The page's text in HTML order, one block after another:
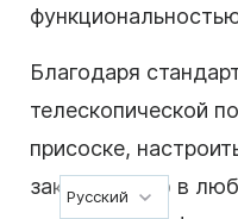
Благодаря
телескопической
присоске,
закрепите его в
Русский